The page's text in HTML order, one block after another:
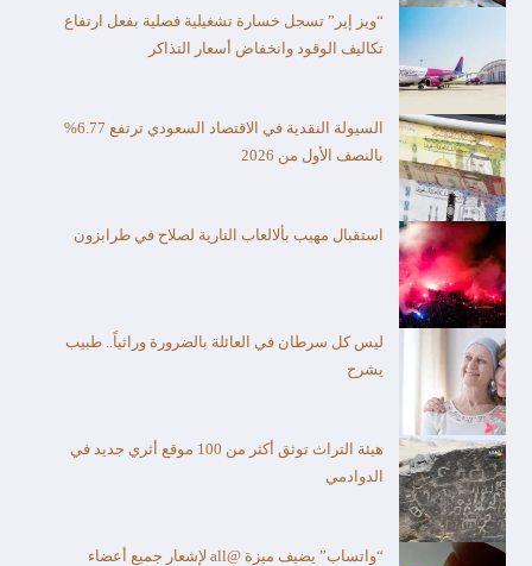
“ويز إير” تسجل خسارة تشغيلية فصلية بفعل ارتفاع
تكاليف الوقود وانخفاض أسعار التذاكر
السيولة النقدية في الاقتصاد السعودي ترتفع 6.77%
بالنصف الأول من 2026
استقبال مهيب بألالعاب النارية لصلاح في طرابزون
ليس كل سرطان في العائلة بالضرورة وراثياً.. طبيب
يشرح
هيئة التراث توثق أكثر من 100 موقع أثري جديد في
الدوادمي
“واتساب” يضيف ميزة @all لإشعار جميع أعضاء